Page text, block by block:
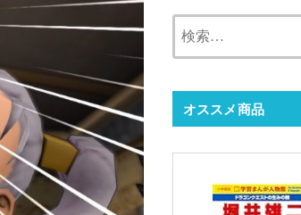
オススメ商品